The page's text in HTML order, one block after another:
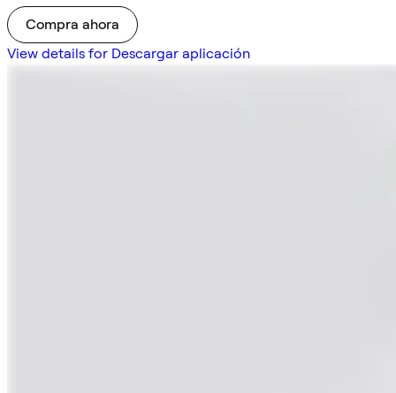
Compra ahora
View details for Descargar aplicación